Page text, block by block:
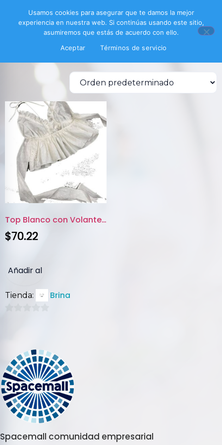
Top blanco
Top Blanco con Volantes y Bord...
$70.22
Añadir al
carrito
Tienda: Brina
Spacemall comunidad empresarial
Usamos cookies para asegurar que te damos la mejor
experiencia en nuestra web. Si continúas usando este sitio,
asumiremos que estás de acuerdo con ello.
Aceptar
Términos de servicio